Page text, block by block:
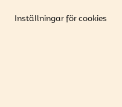
Inställningar för cookies